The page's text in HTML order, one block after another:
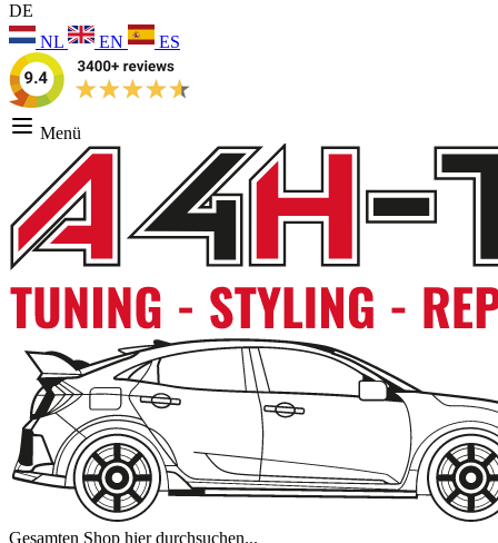
DE
NL
EN ES
Menü
Gesamten Shop hier durchsuchen...